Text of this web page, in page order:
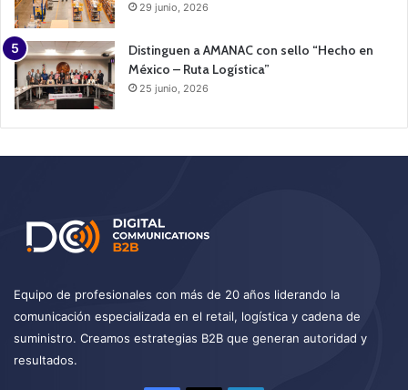
29 junio, 2026
Distinguen a AMANAC con sello “Hecho en
México – Ruta Logística”
25 junio, 2026
Equipo de profesionales con más de 20 años liderando la
comunicación especializada en el retail, logística y cadena de
suministro. Creamos estrategias B2B que generan autoridad y
resultados.